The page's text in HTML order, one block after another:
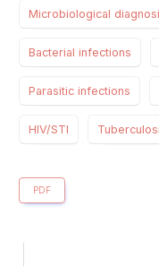
Microbiological
Bacterial infections
Parasitic infections
HIV/STI
PDF